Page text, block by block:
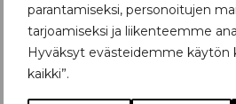
parantamiseksi, personoitujen
tarjoamiseksi ja liikenteemme
Hyväksyt evästeidemme käytön
kaikki”.
Lue lisää